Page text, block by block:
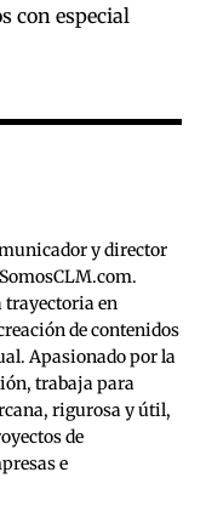
con especial
y director
trayectoria en
de contenidos
Apasionado por la
trabaja para
rigurosa y útil,
de
e